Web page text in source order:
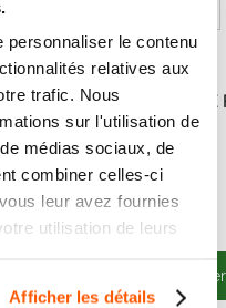
personnaliser le contenu
relatives aux
trafic. Nous
sur l'utilisation de
médias sociaux, de
combiner celles-ci
leur avez fournies
utilisation de leurs
Afficher les détails
Télécommande NICE
Prix
14,38 €
11,98 €
64,92 €
Ajouter au panier